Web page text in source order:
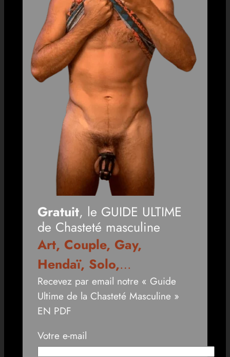
Gratuit, le GUIDE ULTIME
de Chasteté masculine
Art, Couple, Gay,
Hendaï, Solo,…
Recevez par email notre « Guide
Ultime de la Chasteté Masculine »
EN PDF
Votre e-mail